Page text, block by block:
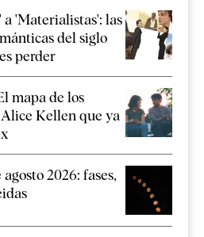
a 'Materialistas': las
del siglo
perder
mapa de los
Kellen que ya
2026: fases,